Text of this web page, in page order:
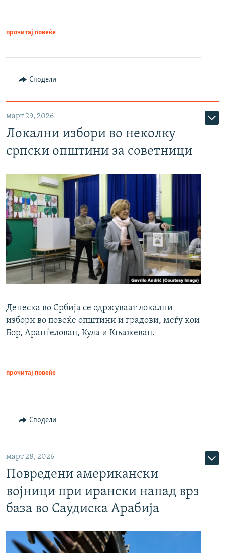
прочитај повеќе
Сподели
март 29, 2026
Локални избори во неколку
српски општини за советници
Денеска во Србија се одржуваат локални
избори во повеќе општини и градови, меѓу кои
Бор, Аранѓеловац, Кула и Књажевац.
прочитај повеќе
Сподели
март 28, 2026
Повредени американски
војници при ирански напад врз
база во Саудиска Арабија